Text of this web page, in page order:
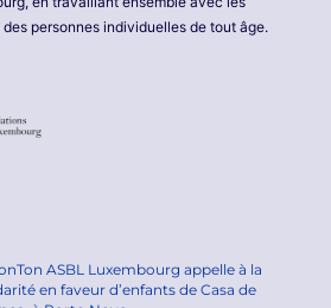
personnes individuelles de tout âge.
ASBL Luxembourg appelle à la
en faveur d’enfants de Casa de